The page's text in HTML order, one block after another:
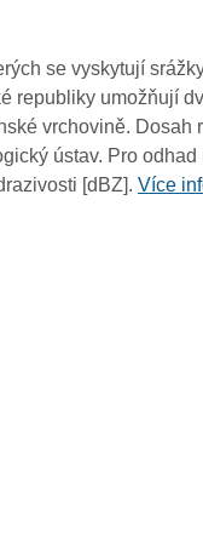
se vyskytují
republiky umožňují
vrchovině. Dosah
ústav. Pro
[dBZ].Více